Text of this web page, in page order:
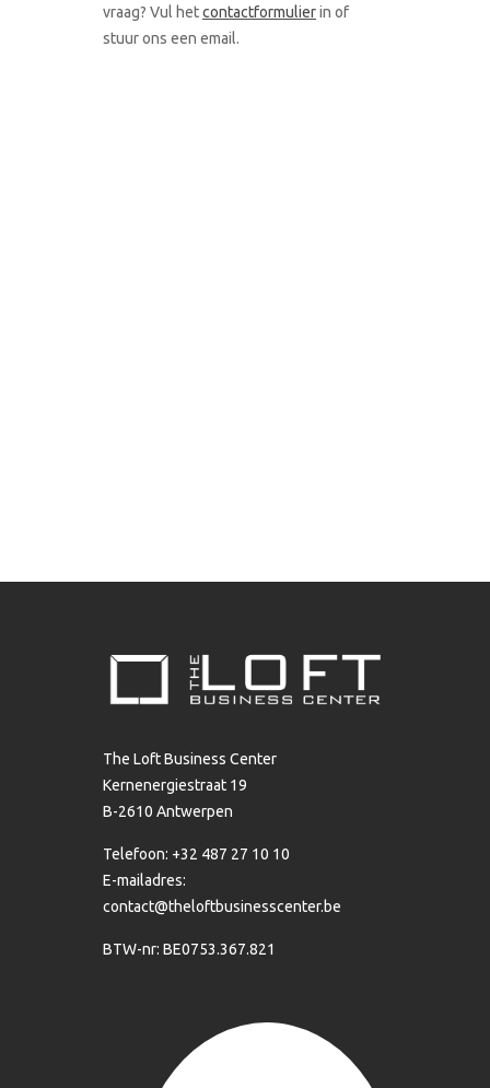
vraag? Vul hetcontactformulierin of
stuur ons een email.
The Loft Business Center
Kernenergiestraat 19
B-2610 Antwerpen
Telefoon: +32 487 27 10 10
E-mailadres:
contact@theloftbusinesscenter.be
BTW-nr: BE0753.367.821